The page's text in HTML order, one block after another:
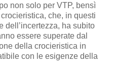
non solo per VTP, bensì
che, in questi
dell’incertezza, ha subito
essere superate dal
della crocieristica in
con le esigenze della